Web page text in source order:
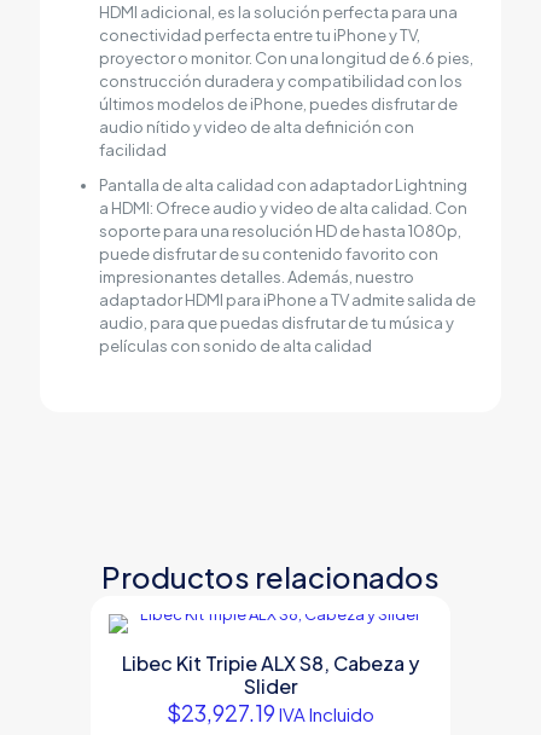
HDMI adicional, es la solución perfecta para una
conectividad perfecta entre tu iPhone y TV,
proyector o monitor. Con una longitud de 6.6 pies,
construcción duradera y compatibilidad con los
últimos modelos de iPhone, puedes disfrutar de
audio nítido y video de alta definición con
facilidad
Pantalla de alta calidad con adaptador Lightning
a HDMI: Ofrece audio y video de alta calidad. Con
soporte para una resolución HD de hasta 1080p,
puede disfrutar de su contenido favorito con
impresionantes detalles. Además, nuestro
adaptador HDMI para iPhone a TV admite salida de
audio, para que puedas disfrutar de tu música y
películas con sonido de alta calidad
Productos relacionados
Libec Kit Tripie ALX S8, Cabeza y
Slider
$23,927.19 IVA Incluido